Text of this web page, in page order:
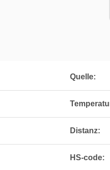
Quelle:
Distanz:
HS-code: